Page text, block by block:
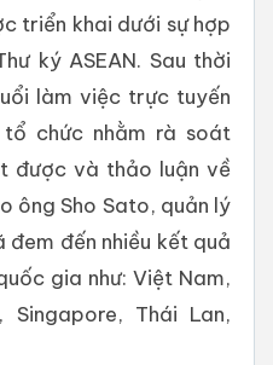
triển khai dưới sự hợp
ký ASEAN. Sau thời
làm việc trực tuyến
chức nhằm rà soát
được và thảo luận về
ông Sho Sato, quản lý
đem đến nhiều kết quả
gia như: Việt Nam,
Singapore, Thái Lan,